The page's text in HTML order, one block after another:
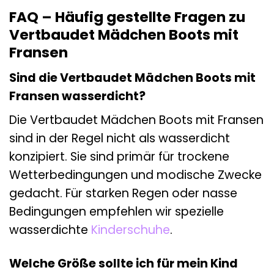
FAQ – Häufig gestellte Fragen zu
Vertbaudet Mädchen Boots mit
Fransen
Sind die Vertbaudet Mädchen Boots mit
Fransen wasserdicht?
Die Vertbaudet Mädchen Boots mit Fransen
sind in der Regel nicht als wasserdicht
konzipiert. Sie sind primär für trockene
Wetterbedingungen und modische Zwecke
gedacht. Für starken Regen oder nasse
Bedingungen empfehlen wir spezielle
wasserdichte Kinderschuhe.
Welche Größe sollte ich für mein Kind